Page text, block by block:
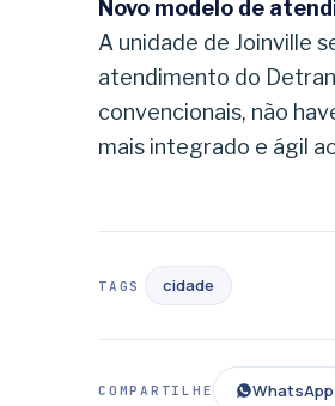
Novo modelo de
A unidade de Joinville
atendimento do
convencionais, não
mais integrado e ágil
TAGS cidade
COMPARTILHE WhatsApp